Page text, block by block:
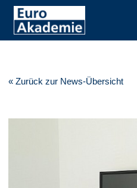
« Zurück zur News-Übersicht